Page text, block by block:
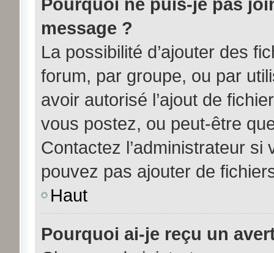
message ?
La possibilité d’ajouter des
forum, par groupe, ou par
avoir autorisé l’ajout de
vous postez, ou peut-être
Contactez l’administrateur
pouvez pas ajouter de
Haut
Pourquoi ai-je reçu un